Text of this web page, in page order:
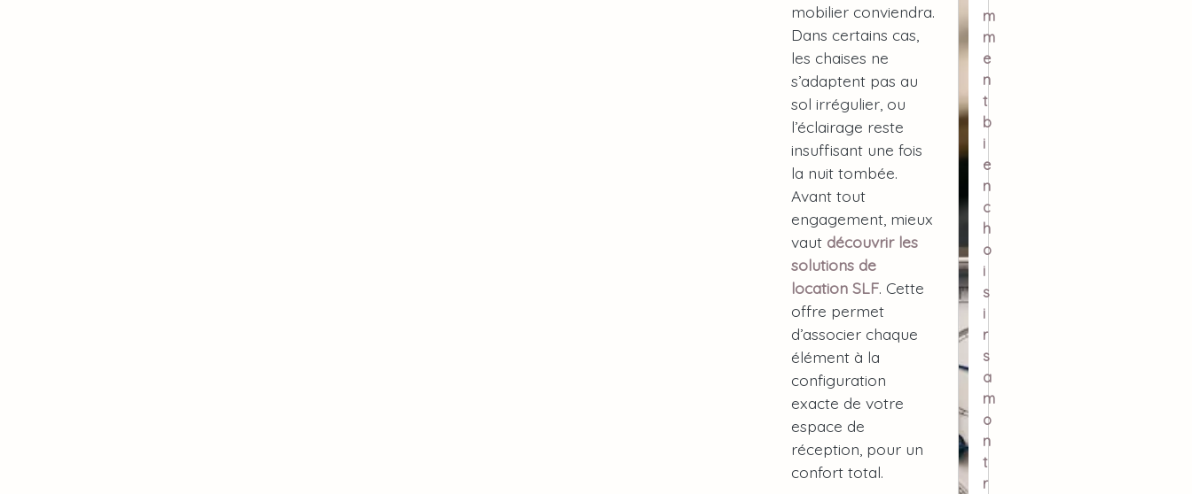
mobilier conviendra.
Dans certains cas,
les chaises ne
s’adaptent pas au
sol irrégulier, ou
l’éclairage reste
insuffisant une fois
la nuit tombée.
Avant tout
engagement, mieux
vaut découvrir les
solutions de
location SLF. Cette
offre permet
d’associer chaque
élément à la
configuration
exacte de votre
espace de
réception, pour un
confort total.
m
m
e
n
t
b
i
e
n
c
h
o
i
s
i
r
s
a
m
o
n
t
r